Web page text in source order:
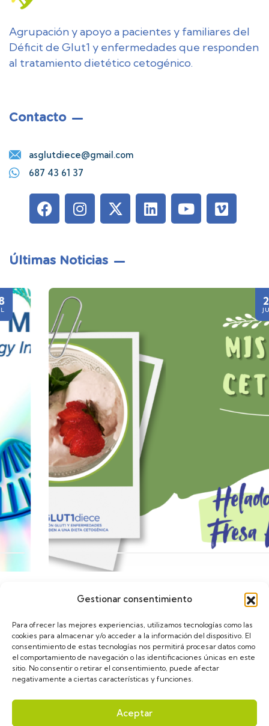
Gestionar consentimiento
Para ofrecer las mejores experiencias, utilizamos tecnologías como las
cookies para almacenar y/o acceder a la información del dispositivo. El
consentimiento de estas tecnologías nos permitirá procesar datos como
el comportamiento de navegación o las identificaciones únicas en este
sitio. No consentir o retirar el consentimiento, puede afectar
negativamente a ciertas características y funciones.
Aceptar
Agrupación y apoyo a pacientes y familiares del
Déficit de Glut1 y enfermedades que responden
al tratamiento dietético cetogénico.
Contacto
asglutdiece@gmail.com
687 43 61 37
Últimas Noticias
asGLUT1diece © 2024. Diseñado porVulpeTI. Todos
los derechos reservados.